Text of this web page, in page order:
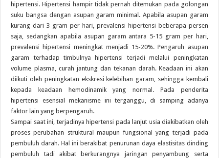
hipertensi. Hipertensi hampir tidak pernah ditemukan pada golongan
suku bangsa dengan asupan garam minimal. Apabila asupan garam
kurang dari 3 gram per hari, prevalensi hipertensi beberapa persen
saja, sedangkan apabila asupan garam antara 5-15 gram per hari,
prevalensi hipertensi meningkat menjadi 15-20%. Pengaruh asupan
garam terhadap timbulnya hipertensi terjadi melalui peningkatan
volume plasma, curah jantung dan tekanan darah. Keadaan ini akan
diikuti oleh peningkatan ekskresi kelebihan garam, sehingga kembali
kepada keadaan hemodinamik yang normal. Pada penderita
hipertensi esensial mekanisme ini terganggu, di samping adanya
faktor lain yang berpengaruh.
Sampai saat ini, terjadinya hipertensi pada lanjut usia diakibatkan oleh
proses perubahan struktural maupun fungsional yang terjadi pada
pembuluh darah. Hal ini berakibat penurunan daya elastisitas dinding
pembuluh tadi akibat berkurangnya jaringan penyambung serta